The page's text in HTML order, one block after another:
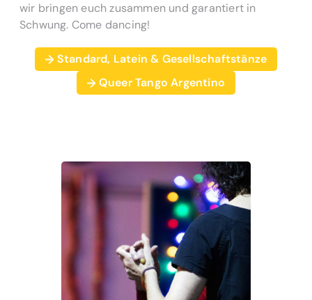
wir bringen euch zusammen und garantiert in
Schwung. Come dancing!
Standard, Latein & Gesellschaftstänze
Queer Tango Argentino